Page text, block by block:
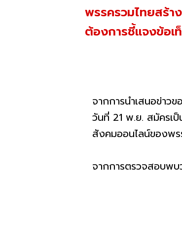
พรรครวมไทยสร้า
ต้องการชี้แจงข้อเ
จากการนำเสนอข่าว
วันที่ 21 พ.ย. สมัครเ
สังคมออนไลน์ของพ
จากการตรวจสอบพบ